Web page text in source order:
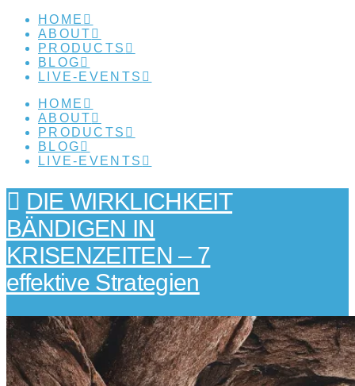
HOME
ABOUT
PRODUCTS
BLOG
LIVE-EVENTS
HOME
ABOUT
PRODUCTS
BLOG
LIVE-EVENTS
DIE WIRKLICHKEIT
BÄNDIGEN IN
KRISENZEITEN – 7
effektive Strategien